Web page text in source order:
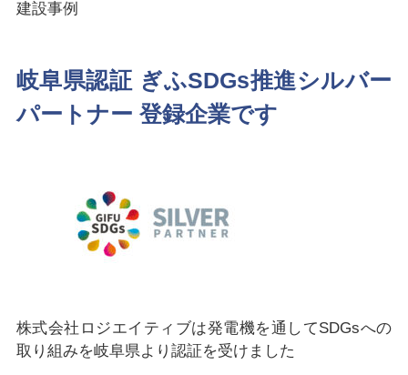
建設事例
岐阜県認証 ぎふSDGs推進シルバー
パートナー 登録企業です
株式会社ロジエイティブは発電機を通してSDGsへの
取り組みを岐阜県より認証を受けました